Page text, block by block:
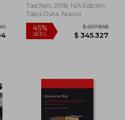
Taschen, 2018, N/A Edición,
Tapa Dura, Nuevo